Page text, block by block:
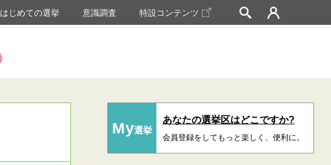
はじめての選挙 意識調査 特設コンテンツ
My選挙
あなたの選挙区はどこですか?
会員登録をしてもっと楽しく、便利に。